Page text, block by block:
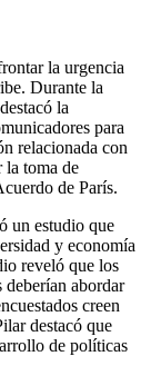
la urgencia
Durante la
la
para
relacionada con
la toma de
de París.
un estudio que
y economía
reveló que los
deberían abordar
creen
destacó que
de políticas